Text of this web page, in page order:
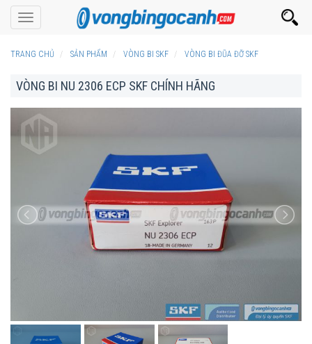
Toggle
navigation
TRANG CHỦ SẢN PHẨM VÒNG BI SKF VÒNG BI ĐŨA ĐỠ SKF
VÒNG BI NU 2306 ECP SKF CHÍNH HÃNG